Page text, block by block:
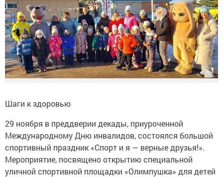
Шаги к здоровью
29 ноября в преддверии декады, приуроченной
Международному Дню инвалидов, состоялся большой
спортивный праздник «Спорт и я — верные друзья!».
Мероприятие, посвящено открытию специальной
уличной спортивной площадки «Олимпушка» для детей